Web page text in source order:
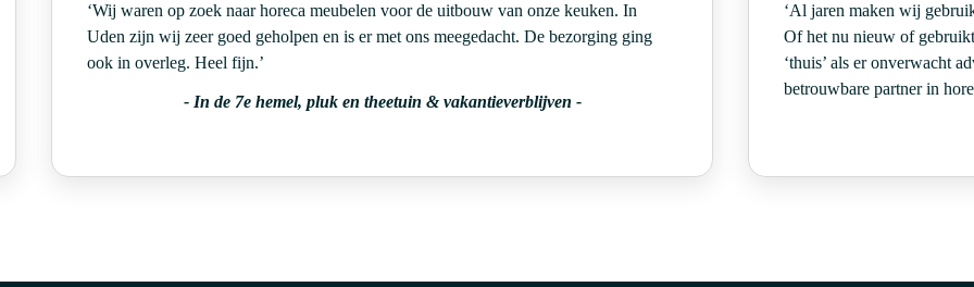
‘Wij waren op zoek naar horeca meubelen voor de uitbouw van onze keuken. In
Uden zijn wij zeer goed geholpen en is er met ons meegedacht. De bezorging ging
ook in overleg. Heel fijn.’
- In de 7e hemel, pluk en theetuin & vakantieverblijven -
‘Al jaren maken wij
Of het nu nieuw of
‘thuis’ als er onverwacht
betrouwbare partner in